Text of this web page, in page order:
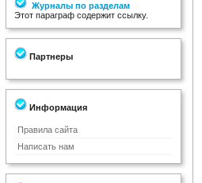
Журналы по разделам
Этот параграф содержит ссылку.
Партнеры
Информация
Правила сайта
Написать нам